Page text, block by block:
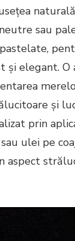
sau
și elegant.
și
prin
ulei pe
aspect